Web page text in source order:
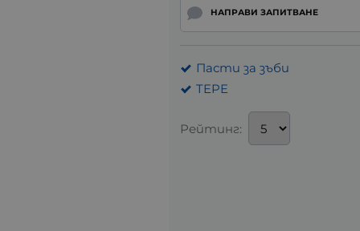
НАПРАВИ ЗАПИТВАНЕ
Пасти за зъби
TEPE
Рейтинг: